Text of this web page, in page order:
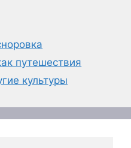
путешествия
культуры